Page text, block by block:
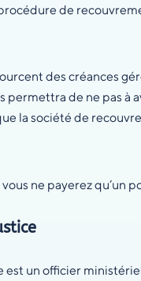
de
des créances
permettra de ne pas
la société de
vous ne payerez
est un officier